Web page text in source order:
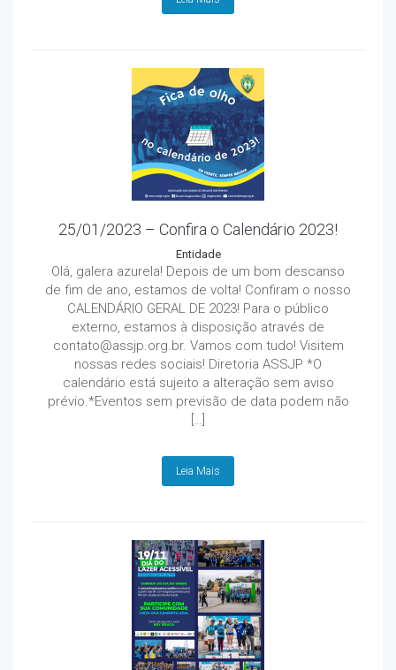
25/01/2023 – Confira o Calendário 2023!
Entidade
Olá, galera azurela! Depois de um bom descanso
de fim de ano, estamos de volta! Confiram o nosso
CALENDÁRIO GERAL DE 2023! Para o público
externo, estamos à disposição através de
contato@assjp.org.br. Vamos com tudo! Visitem
nossas redes sociais! Diretoria ASSJP *O
calendário está sujeito a alteração sem aviso
prévio.*Eventos sem previsão de data podem não
[…]
Leia Mais